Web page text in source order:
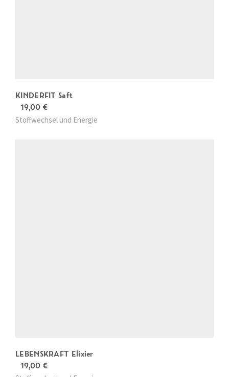
KINDERFIT Saft
19,00 €
Stoffwechsel und Energie
LEBENSKRAFT Elixier
19,00 €